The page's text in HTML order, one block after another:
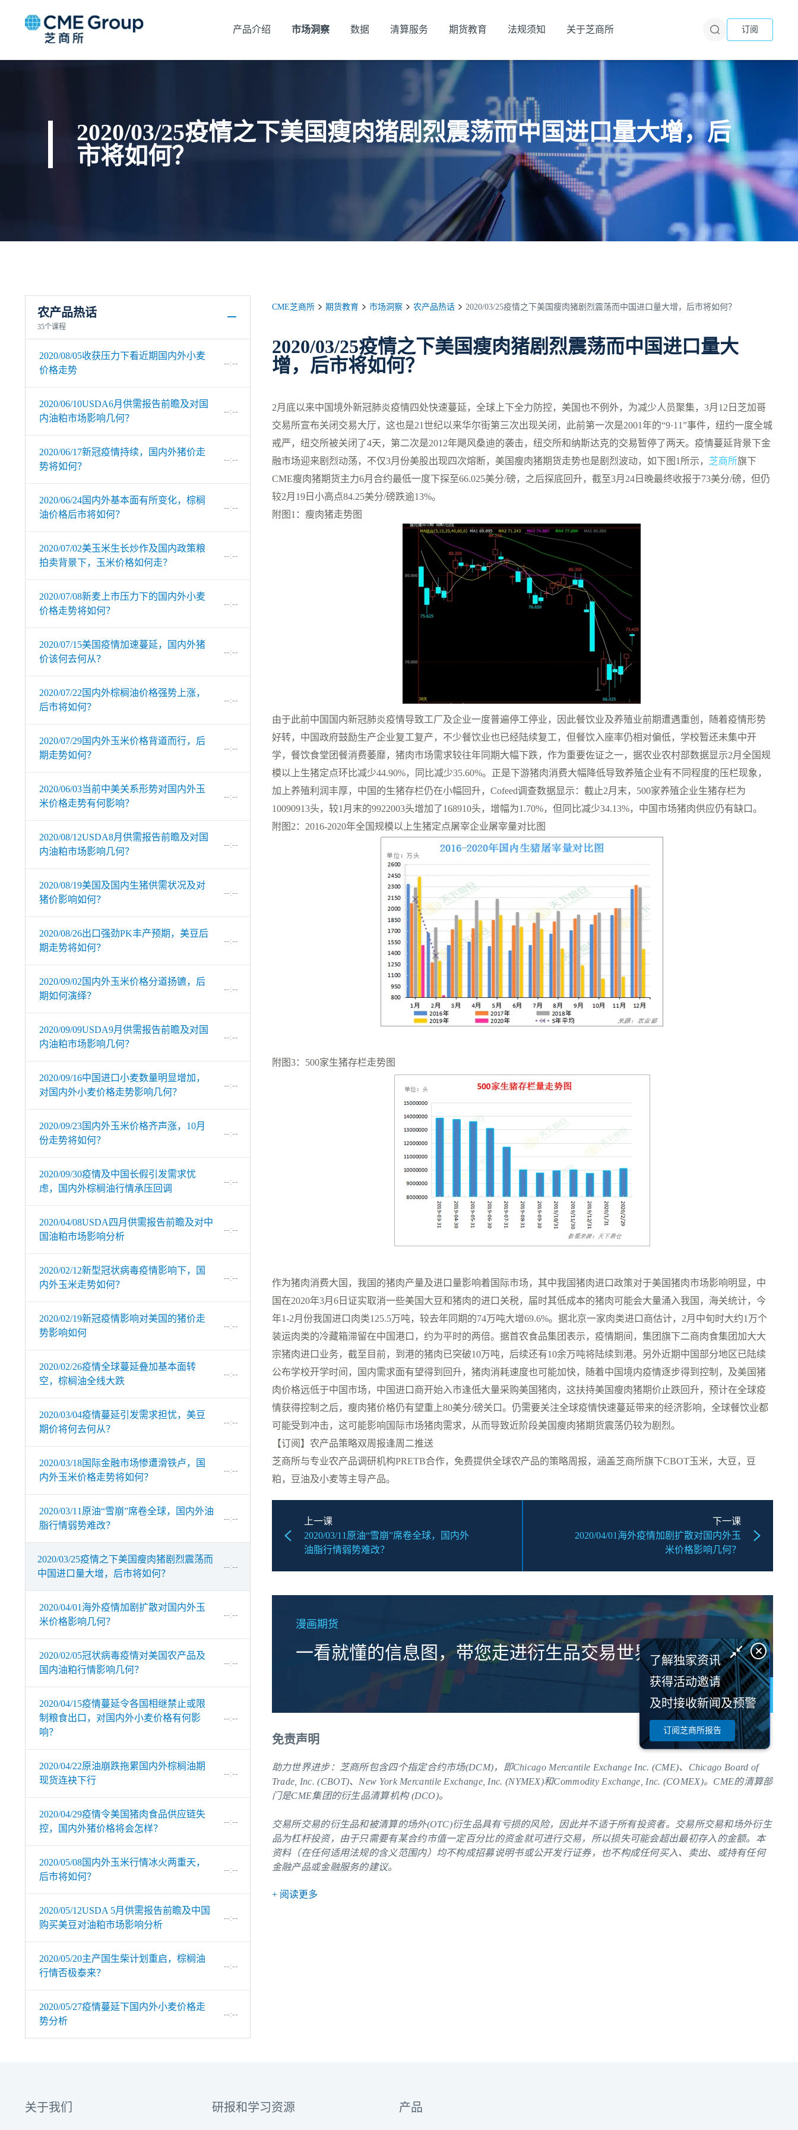
产品介绍 市场洞察 数据 清算服务 期货教育 法规须知 关于芝商所 订阅
2020/03/25疫情之下美国瘦肉猪剧烈震荡而中国进口量大增，后
市将如何？
农产品热话
35个课程
2020/08/05收获压力下看近期国内外小麦
价格走势
--:--
2020/06/10USDA6月供需报告前瞻及对国
内油粕市场影响几何？
--:--
2020/06/17新冠疫情持续，国内外猪价走
势将如何？
--:--
2020/06/24国内外基本面有所变化，棕榈
油价格后市将如何？
--:--
2020/07/02美玉米生长炒作及国内政策粮
拍卖背景下，玉米价格如何走？
--:--
2020/07/08新麦上市压力下的国内外小麦
价格走势将如何？
--:--
2020/07/15美国疫情加速蔓延，国内外猪
价该何去何从？
--:--
2020/07/22国内外棕榈油价格强势上涨，
后市将如何？
--:--
2020/07/29国内外玉米价格背道而行，后
期走势如何？
--:--
2020/06/03当前中美关系形势对国内外玉
米价格走势有何影响？
--:--
2020/08/12USDA8月供需报告前瞻及对国
内油粕市场影响几何？
--:--
2020/08/19美国及国内生猪供需状况及对
猪价影响如何？
--:--
2020/08/26出口强劲PK丰产预期，美豆后
期走势将如何？
--:--
2020/09/02国内外玉米价格分道扬镳，后
期如何演绎？
--:--
2020/09/09USDA9月供需报告前瞻及对国
内油粕市场影响几何？
--:--
2020/09/16中国进口小麦数量明显增加，
对国内外小麦价格走势影响几何？
--:--
2020/09/23国内外玉米价格齐声涨，10月
份走势将如何？
--:--
2020/09/30疫情及中国长假引发需求忧
虑，国内外棕榈油行情承压回调
--:--
2020/04/08USDA四月供需报告前瞻及对中
国油粕市场影响分析
--:--
2020/02/12新型冠状病毒疫情影响下，国
内外玉米走势如何？
--:--
2020/02/19新冠疫情影响对美国的猪价走
势影响如何
--:--
2020/02/26疫情全球蔓延叠加基本面转
空，棕榈油全线大跌
--:--
2020/03/04疫情蔓延引发需求担忧，美豆
期价将何去何从？
--:--
2020/03/18国际金融市场惨遭滑铁卢，国
内外玉米价格走势将如何？
--:--
2020/03/11原油“雪崩”席卷全球，国内外油
脂行情弱势难改？
--:--
2020/03/25疫情之下美国瘦肉猪剧烈震荡而
中国进口量大增，后市将如何？
--:--
2020/04/01海外疫情加剧扩散对国内外玉
米价格影响几何？
--:--
2020/02/05冠状病毒疫情对美国农产品及
国内油粕行情影响几何？
--:--
2020/04/15疫情蔓延令各国相继禁止或限
制粮食出口，对国内外小麦价格有何影
响？
--:--
2020/04/22原油崩跌拖累国内外棕榈油期
现货连袂下行
--:--
2020/04/29疫情令美国猪肉食品供应链失
控，国内外猪价格将会怎样？
--:--
2020/05/08国内外玉米行情冰火两重天，
后市将如何？
--:--
2020/05/12USDA 5月供需报告前瞻及中国
购买美豆对油粕市场影响分析
--:--
2020/05/20主产国生柴计划重启，棕榈油
行情否极泰来？
--:--
2020/05/27疫情蔓延下国内外小麦价格走
势分析
--:--
CME芝商所 期货教育 市场洞察 农产品热话 2020/03/25疫情之下美国瘦肉猪剧烈震荡而中国进口量大增，后市将如何？
2020/03/25疫情之下美国瘦肉猪剧烈震荡而中国进口量大
增，后市将如何？
2月底以来中国境外新冠肺炎疫情四处快速蔓延，全球上下全力防控，美国也不例外，为减少人员聚集，3月12日芝加哥
交易所宣布关闭交易大厅，这也是21世纪以来华尔街第三次出现关闭，此前第一次是2001年的“9·11”事件，纽约一度全城
戒严，纽交所被关闭了4天，第二次是2012年飓风桑迪的袭击，纽交所和纳斯达克的交易暂停了两天。疫情蔓延背景下金
融市场迎来剧烈动荡，不仅3月份美股出现四次熔断，美国瘦肉猪期货走势也是剧烈波动，如下图1所示， 芝商所旗下
CME瘦肉猪期货主力6月合约最低一度下探至66.025美分/磅，之后探底回升，截至3月24日晚最终收报于73美分/磅，但仍
较2月19日小高点84.25美分/磅跌逾13%。
附图1：瘦肉猪走势图
由于此前中国国内新冠肺炎疫情导致工厂及企业一度普遍停工停业，因此餐饮业及养殖业前期遭遇重创，随着疫情形势
好转，中国政府鼓励生产企业复工复产，不少餐饮业也已经陆续复工，但餐饮入座率仍相对偏低，学校暂还未集中开
学，餐饮食堂团餐消费萎靡，猪肉市场需求较往年同期大幅下跌，作为重要佐证之一，据农业农村部数据显示2月全国规
模以上生猪定点环比减少44.90%，同比减少35.60%。正是下游猪肉消费大幅降低导致养殖企业有不同程度的压栏现象，
加上养殖利润丰厚，中国的生猪存栏仍在小幅回升，Cofeed调查数据显示：截止2月末，500家养殖企业生猪存栏为
10090913头，较1月末的9922003头增加了168910头，增幅为1.70%，但同比减少34.13%，中国市场猪肉供应仍有缺口。
附图2：2016-2020年全国规模以上生猪定点屠宰企业屠宰量对比图
附图3：500家生猪存栏走势图
作为猪肉消费大国，我国的猪肉产量及进口量影响着国际市场，其中我国猪肉进口政策对于美国猪肉市场影响明显，中
国在2020年3月6日证实取消一些美国大豆和猪肉的进口关税，届时其低成本的猪肉可能会大量涌入我国，海关统计，今
年1-2月份我国进口肉类125.5万吨，较去年同期的74万吨大增69.6%。据北京一家肉类进口商估计，2月中旬时大约1万个
装运肉类的冷藏箱滞留在中国港口，约为平时的两倍。据首农食品集团表示，疫情期间，集团旗下二商肉食集团加大大
宗猪肉进口业务，截至目前，到港的猪肉已突破10万吨，后续还有10余万吨将陆续到港。另外近期中国部分地区已陆续
公布学校开学时间，国内需求面有望得到回升，猪肉消耗速度也可能加快，随着中国境内疫情逐步得到控制，及美国猪
肉价格远低于中国市场，中国进口商开始入市逢低大量采购美国猪肉，这扶持美国瘦肉猪期价止跌回升，预计在全球疫
情获得控制之后，瘦肉猪价格仍有望重上80美分/磅关口。仍需要关注全球疫情快速蔓延带来的经济影响，全球餐饮业都
可能受到冲击，这可能影响国际市场猪肉需求，从而导致近阶段美国瘦肉猪期货震荡仍较为剧烈。
【订阅】农产品策略双周报逢周二推送
芝商所与专业农产品调研机构PRETB合作，免费提供全球农产品的策略周报，涵盖芝商所旗下CBOT玉米，大豆，豆
粕，豆油及小麦等主导产品。
上一课
2020/03/11原油“雪崩”席卷全球，国内外
油脂行情弱势难改？
下一课
2020/04/01海外疫情加剧扩散对国内外玉
米价格影响几何？
漫画期货
一看就懂的信息图，带您走进衍生品交易世界。
了解更多
免责声明
助力世界进步：芝商所包含四个指定合约市场(DCM)，即Chicago Mercantile Exchange Inc. (CME)、Chicago Board of
Trade, Inc. (CBOT)、New York Mercantile Exchange, Inc. (NYMEX)和Commodity Exchange, Inc. (COMEX)。 CME的清算部
门是CME集团的衍生品清算机构 (DCO)。
交易所交易的衍生品和被清算的场外(OTC)衍生品具有亏损的风险，因此并不适于所有投资者。交易所交易和场外衍生
品为杠杆投资，由于只需要有某合约市值一定百分比的资金就可进行交易，所以损失可能会超出最初存入的金额。本
资料（在任何适用法规的含义范围内）均不构成招募说明书或公开发行证券，也不构成任何买入、卖出、或持有任何
金融产品或金融服务的建议。
+ 阅读更多
了解独家资讯
获得活动邀请
及时接收新闻及预警
订阅芝商所报告
关于我们 研报和学习资源 产品